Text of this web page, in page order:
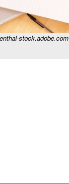
stock.adobe.com